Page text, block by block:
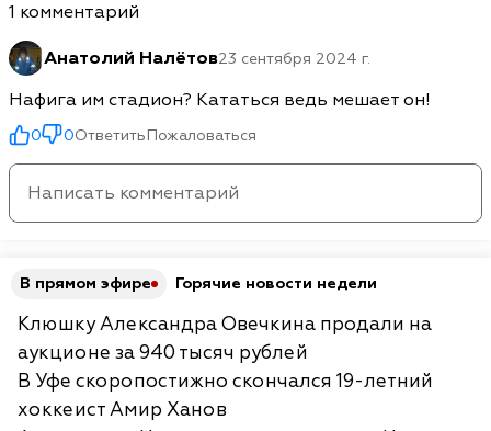
1 комментарий
Анатолий Налётов23 сентября 2024 г.
Нафига им стадион? Кататься ведь мешает он!
0 0ОтветитьПожаловаться
В прямом эфире Горячие новости недели
Клюшку Александра Овечкина продали на
аукционе за 940 тысяч рублей
В Уфе скоропостижно скончался 19-летний
хоккеист Амир Ханов